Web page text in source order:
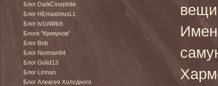
Блог DarkCinephile
Блог HEmaximusLL
Блог Iv1oWitch
Блоги "Крикунов"
Блог Bob
Блог Norman94
Блог Gulid13
Блог Linnan
Блог Алексея Холодного